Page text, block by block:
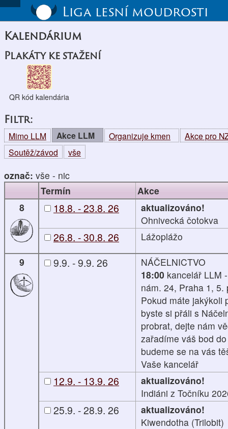
Liga lesní moudrosti
Kalendárium
Plakáty ke stažení
QR kód kalendária
Filtr:
Mimo LLM Akce LLM Organizuje kmen
Akce pro
Soutěž/závod
vše
označ: vše - nic
Termín
Akce
8
18.8. - 23.8. 26
aktualizováno!
Ohnivecká čotokva
26.8. - 30.8. 26
Lážoplážo
9
9.9. - 9.9. 26
NÁČELNICTVO
18:00 kancelář LLM
nám. 24, Praha 1, 5.
Pokud máte jakýkoli
byste si přáli s
probrat, dejte nám
zařadíme váš bod
budeme se na vás
Vaše kancelář
12.9. - 13.9. 26
aktualizováno!
Indiáni z Točníku
25.9. - 28.9. 26
aktualizováno!
Kiwendotha (Trilobit)